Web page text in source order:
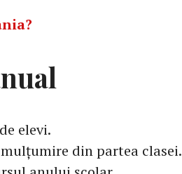
elevi.
din partea clasei.